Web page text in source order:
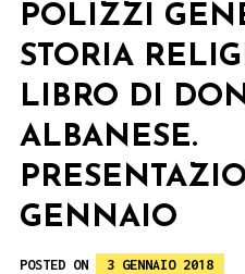
POLIZZI
STORIA
LIBRO DI
ALBANESE.
GENNAIO
POSTED ON
3 GENNAIO 2018